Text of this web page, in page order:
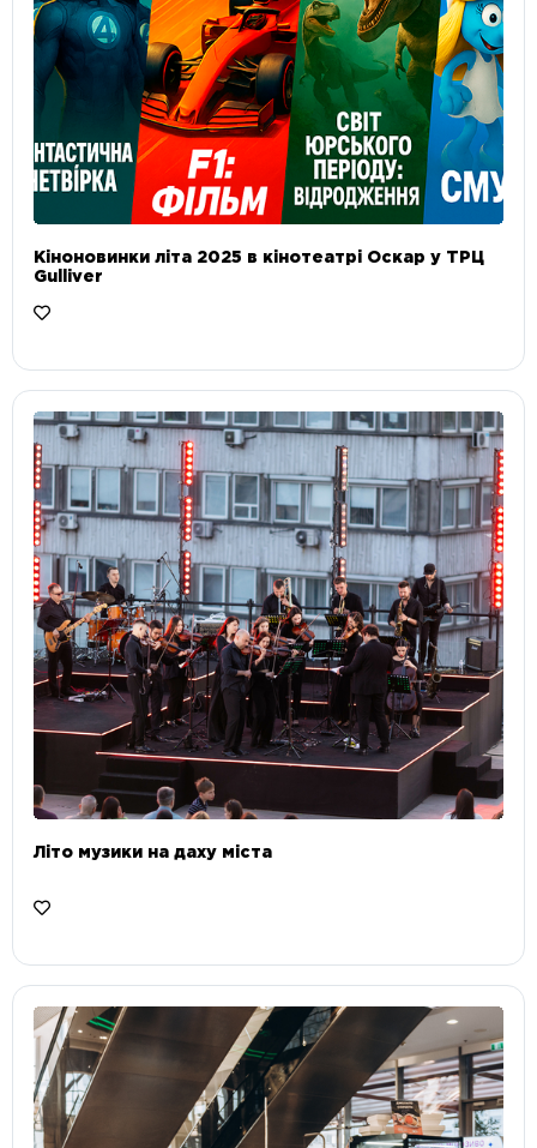
Кіноновинки літа 2025 в кінотеатрі Оскар у ТРЦ
Gulliver
Літо музики на даху міста